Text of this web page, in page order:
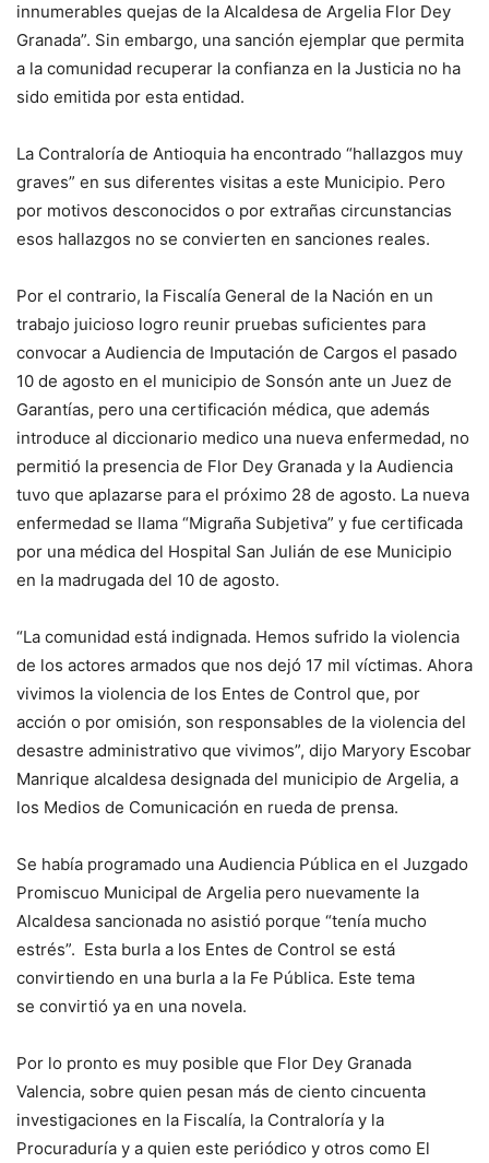
innumerables quejas de la Alcaldesa de Argelia Flor Dey
Granada”. Sin embargo, una sanción ejemplar que permita
a la comunidad recuperar la confianza en la Justicia no ha
sido emitida por esta entidad.
La Contraloría de Antioquia ha encontrado “hallazgos muy
graves” en sus diferentes visitas a este Municipio. Pero
por motivos desconocidos o por extrañas circunstancias
esos hallazgos no se convierten en sanciones reales.
Por el contrario, la Fiscalía General de la Nación en un
trabajo juicioso logro reunir pruebas suficientes para
convocar a Audiencia de Imputación de Cargos el pasado
10 de agosto en el municipio de Sonsón ante un Juez de
Garantías, pero una certificación médica, que además
introduce al diccionario medico una nueva enfermedad, no
permitió la presencia de Flor Dey Granada y la Audiencia
tuvo que aplazarse para el próximo 28 de agosto. La nueva
enfermedad se llama “Migraña Subjetiva” y fue certificada
por una médica del Hospital San Julián de ese Municipio
en la madrugada del 10 de agosto.
“La comunidad está indignada. Hemos sufrido la violencia
de los actores armados que nos dejó 17 mil víctimas. Ahora
vivimos la violencia de los Entes de Control que, por
acción o por omisión, son responsables de la violencia del
desastre administrativo que vivimos”, dijo Maryory Escobar
Manrique alcaldesa designada del municipio de Argelia, a
los Medios de Comunicación en rueda de prensa.
Se había programado una Audiencia Pública en el Juzgado
Promiscuo Municipal de Argelia pero nuevamente la
Alcaldesa sancionada no asistió porque “tenía mucho
estrés”. Esta burla a los Entes de Control se está
convirtiendo en una burla a la Fe Pública. Este tema
se convirtió ya en una novela.
Por lo pronto es muy posible que Flor Dey Granada
Valencia, sobre quien pesan más de ciento cincuenta
investigaciones en la Fiscalía, la Contraloría y la
Procuraduría y a quien este periódico y otros como El